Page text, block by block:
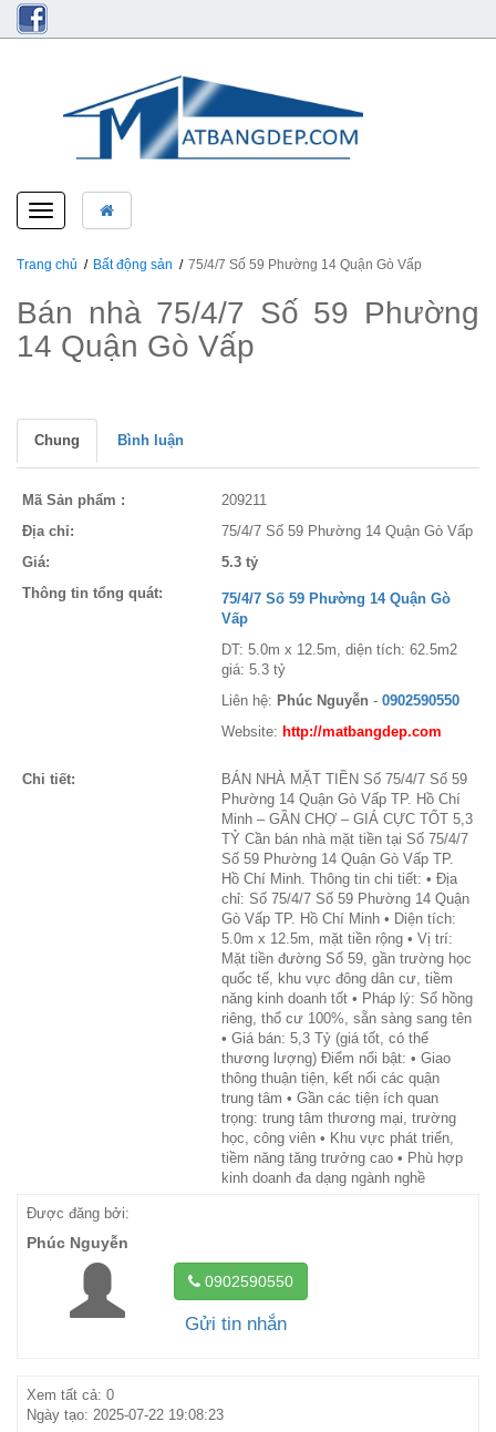
Toggle
navigation
Trang chủ Bất động sản 75/4/7 Số 59 Phường 14 Quận Gò Vấp
Bán nhà 75/4/7 Số 59 Phường
14 Quận Gò Vấp
Chung Bình luận
Mã Sản phẩm :
209211
Địa chỉ:
75/4/7 Số 59 Phường 14 Quận Gò Vấp
Giá:
5.3 tỷ
Thông tin tổng quát:
75/4/7 Số 59 Phường 14 Quận Gò
Vấp
DT: 5.0m x 12.5m, diện tích: 62.5m2
giá: 5.3 tỷ
Liên hệ: Phúc Nguyễn - 0902590550
Website: http://matbangdep.com
Chi tiết:
BÁN NHÀ MẶT TIỀN Số 75/4/7 Số 59
Phường 14 Quận Gò Vấp TP. Hồ Chí
Minh – GẦN CHỢ – GIÁ CỰC TỐT 5,3
TỶ Cần bán nhà mặt tiền tại Số 75/4/7
Số 59 Phường 14 Quận Gò Vấp TP.
Hồ Chí Minh. Thông tin chi tiết: • Địa
chỉ: Số 75/4/7 Số 59 Phường 14 Quận
Gò Vấp TP. Hồ Chí Minh • Diện tích:
5.0m x 12.5m, mặt tiền rộng • Vị trí:
Mặt tiền đường Số 59, gần trường học
quốc tế, khu vực đông dân cư, tiềm
năng kinh doanh tốt • Pháp lý: Sổ hồng
riêng, thổ cư 100%, sẵn sàng sang tên
• Giá bán: 5,3 Tỷ (giá tốt, có thể
thương lượng) Điểm nổi bật: • Giao
thông thuận tiện, kết nối các quận
trung tâm • Gần các tiện ích quan
trọng: trung tâm thương mại, trường
học, công viên • Khu vực phát triển,
tiềm năng tăng trưởng cao • Phù hợp
kinh doanh đa dạng ngành nghề
Được đăng bởi:
Phúc Nguyễn
0902590550
Gửi tin nhắn
Xem tất cả: 0
Ngày tạo: 2025-07-22 19:08:23